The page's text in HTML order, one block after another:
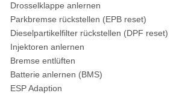
Drosselklappe anlernen
Parkbremse rückstellen (EPB reset)
Dieselpartikelfilter rückstellen (DPF reset)
Injektoren anlernen
Bremse entlüften
Batterie anlernen (BMS)
ESP Adaption